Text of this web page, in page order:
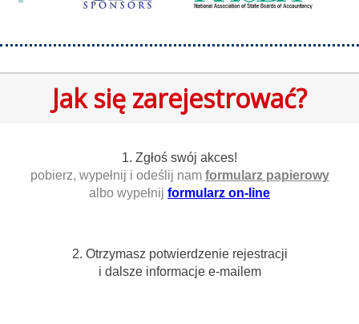
Jak się zarejestrować?
1. Zgłoś swój akces!
pobierz, wypełnij i odeślij nam formularz papierowy
albo wypełnij formularz on-line
2. Otrzymasz potwierdzenie rejestracji
i dalsze informacje e-mailem